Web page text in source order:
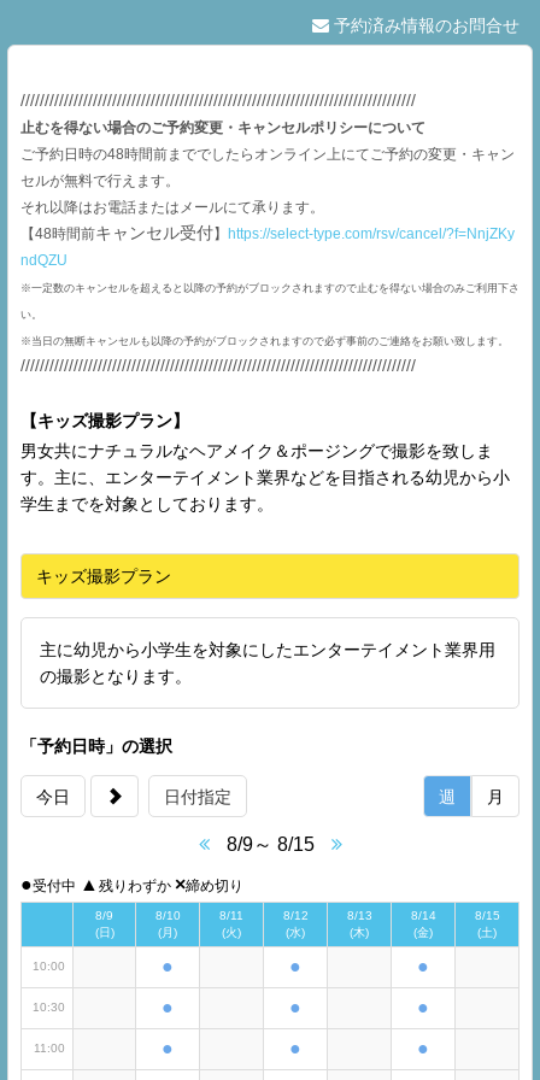
予約済み情報のお問合せ
//////////////////////////////////////////////////////////////////////////////////
止むを得ない場合のご予約変更・キャンセルポリシーについて
ご予約日時の48時間前まででしたらオンライン上にてご予約の変更・キャン
セルが無料で行えます。
それ以降はお電話またはメールにて承ります。
【48時間前キャンセル受付】
https://select-type.com/rsv/cancel/?f=NnjZKy
ndQZU
※一定数のキャンセルを超えると以降の予約がブロックされますので止むを得ない場合のみご利用下さ
い。
※当日の無断キャンセルも以降の予約がブロックされますので必ず事前のご連絡をお願い致します。
//////////////////////////////////////////////////////////////////////////////////
【キッズ撮影プラン】
男女共にナチュラルなヘアメイク＆ポージングで撮影を致しま
す。主に、エンターテイメント業界などを目指される幼児から小
学生までを対象としております。
キッズ撮影プラン
主に幼児から小学生を対象にしたエンターテイメント業界用
の撮影となります。
「予約日時」の選択
今日 日付指定
8/9～ 8/15
週 月
●受付中 ▲ 残りわずか ×締め切り
8/9
(日)
8/10
(月)
8/11
(火)
8/12
(水)
8/13
(木)
8/14
(金)
8/15
(土)
10:00 ● ● ●
10:30 ● ● ●
11:00 ● ●
●